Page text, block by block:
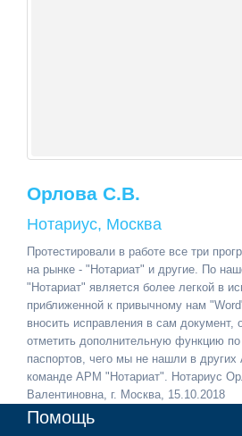
Орлова С.В.
Нотариус, Москва
Протестировали в работе все три
на рынке - "Нотариат" и другие. По
"Нотариат" является более легкой в
приближенной к привычному нам
вносить исправления в сам документ,
отметить дополнительную функцию
паспортов, чего мы не нашли в
команде АРМ "Нотариат". Нотариус
Валентиновна, г. Москва, 15.10.2018
Помощь